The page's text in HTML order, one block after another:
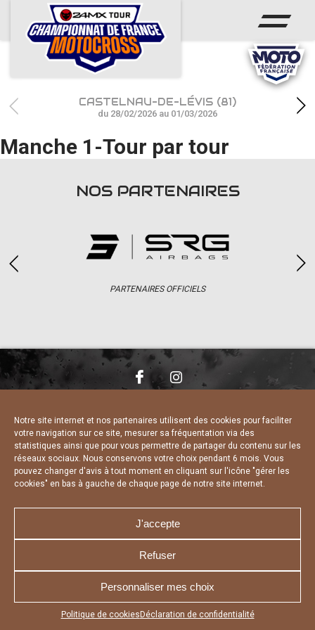
Notre site internet et nos partenaires utilisent des cookies pour faciliter
votre navigation sur ce site, mesurer sa fréquentation via des
statistiques ainsi que pour vous permettre de partager du contenu sur les
réseaux sociaux. Nous conservons votre choix pendant 6 mois. Vous
pouvez changer d'avis à tout moment en cliquant sur l'icône "gérer les
cookies" en bas à gauche de chaque page de notre site internet.
J'accepte
Refuser
Personnaliser mes choix
Politique de cookies Déclaration de confidentialité
Appuyez sur le bouton partager en bas de votre
ACCUEIL
ACTUS
CALENDRIER
RÉSULTATS
PHOTOS / WEB TV
CASTELNAU-DE-LÉVIS (81)
du 28/02/2026 au 01/03/2026
Manche 1-Tour par tour
NOS PARTENAIRES
PARTENAIRES OFFICIELS
CHARTE DE CONFIDENTIALITÉ
DÉCLARATION DE CONFIDENTIALITÉ
POLITIQUE D’UTILISATION DES COOKIES
RÉALISÉ PAR L’AGENCE WEB A3 WEB